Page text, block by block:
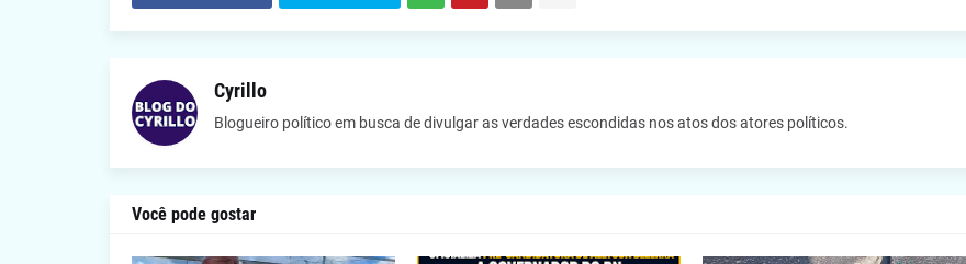
Cyrillo
Blogueiro político em busca de divulgar as verdades escondidas nos atos dos atores políticos.
Você pode gostar